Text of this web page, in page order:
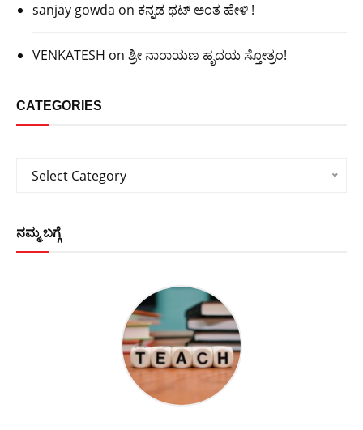
sanjay gowda on ಕನ್ನಡ ಥಟ್ ಅಂತ ಹೇಳಿ !
VENKATESH on ಶ್ರೀ ನಾರಾಯಣ ಹೃದಯ ಸ್ತೋತ್ರಂ!
CATEGORIES
Categories
Select Category
ನಮ್ಮ ಬಗ್ಗೆ